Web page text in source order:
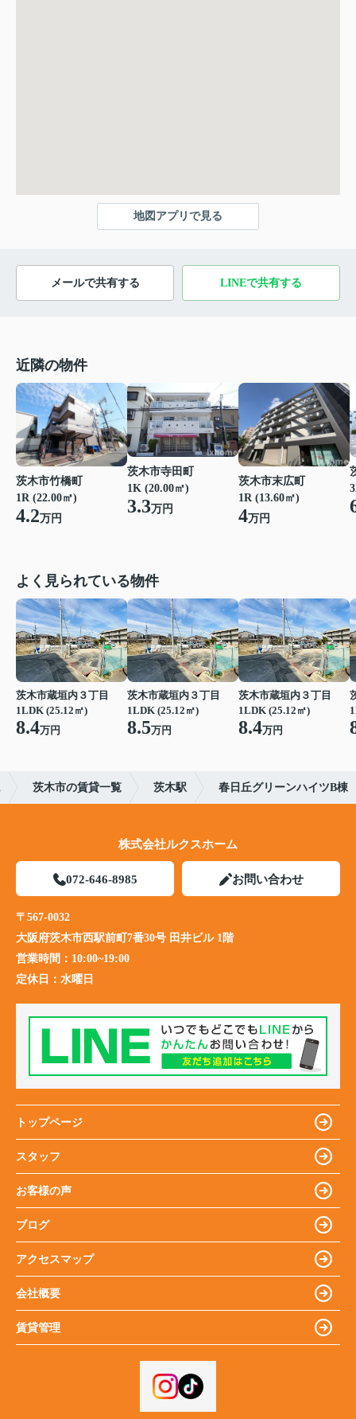
地図アプリで見る
メールで共有する LINEで共有する
近隣の物件
茨木市竹橋町
1R (22.00㎡)
4.2万円
茨木市寺田町
1K (20.00㎡)
3.3万円
茨木市末広町
1R (13.60㎡)
4万円
よく見られている物件
茨木市蔵垣内３丁目
1LDK (25.12㎡)
8.4万円
茨木市蔵垣内３丁目
1LDK (25.12㎡)
8.5万円
茨木市蔵垣内３丁目
1LDK (25.12㎡)
8.4万円
茨木市の賃貸一覧 茨木駅 春日丘グリーンハイツB棟
株式会社ルクスホーム
072-646-8985 お問い合わせ
〒567-0032
大阪府茨木市西駅前町7番30号 田井ビル 1階
営業時間： 10:00~19:00
定休日： 水曜日
トップページ
スタッフ
お客様の声
ブログ
アクセスマップ
会社概要
賃貸管理